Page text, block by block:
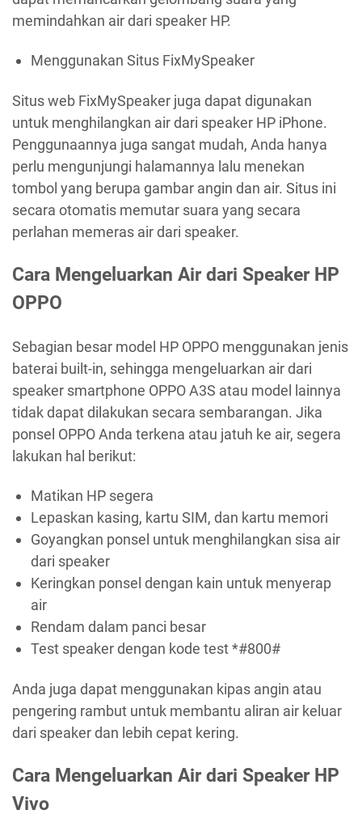
memindahkan air dari speaker HP.
Menggunakan Situs FixMySpeaker
Situs web FixMySpeaker juga dapat digunakan
untuk menghilangkan air dari speaker HP iPhone.
Penggunaannya juga sangat mudah, Anda hanya
perlu mengunjungi halamannya lalu menekan
tombol yang berupa gambar angin dan air. Situs ini
secara otomatis memutar suara yang secara
perlahan memeras air dari speaker.
Cara Mengeluarkan Air dari Speaker HP
OPPO
Sebagian besar model HP OPPO menggunakan jenis
baterai built-in, sehingga mengeluarkan air dari
speaker smartphone OPPO A3S atau model lainnya
tidak dapat dilakukan secara sembarangan. Jika
ponsel OPPO Anda terkena atau jatuh ke air, segera
lakukan hal berikut:
Matikan HP segera
Lepaskan kasing, kartu SIM, dan kartu memori
Goyangkan ponsel untuk menghilangkan sisa air
dari speaker
Keringkan ponsel dengan kain untuk menyerap
air
Rendam dalam panci besar
Test speaker dengan kode test *#800#
Anda juga dapat menggunakan kipas angin atau
pengering rambut untuk membantu aliran air keluar
dari speaker dan lebih cepat kering.
Cara Mengeluarkan Air dari Speaker HP
Vivo